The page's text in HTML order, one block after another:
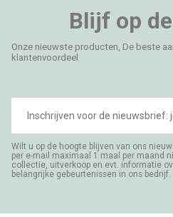
Blijf op
Onze nieuwste producten, De beste
klantenvoordeel
mailadres
Wilt u op de hoogte blijven van ons
per e-mail maximaal 1 maal per maand
collectie, uitverkoop en evt. informatie
belangrijke gebeurtenissen in ons bedrijf.